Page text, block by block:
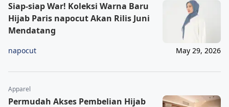
Siap-siap War! Koleksi Warna Baru
Hijab Paris napocut Akan Rilis Juni
Mendatang
napocut May 29, 2026
Apparel
Permudah Akses Pembelian Hijab